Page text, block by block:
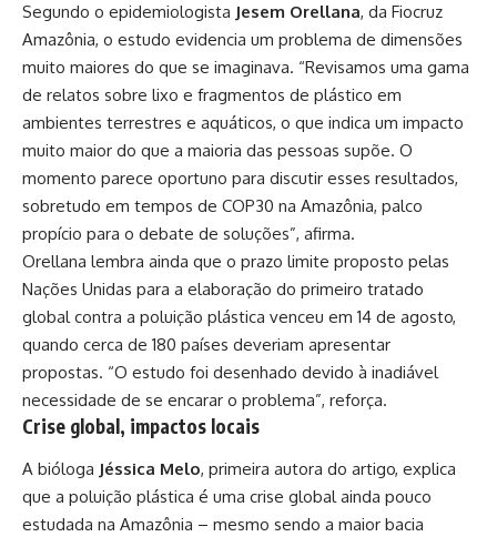
Segundo o epidemiologista Jesem Orellana, da Fiocruz
Amazônia, o estudo evidencia um problema de dimensões
muito maiores do que se imaginava. “Revisamos uma gama
de relatos sobre lixo e fragmentos de plástico em
ambientes terrestres e aquáticos, o que indica um impacto
muito maior do que a maioria das pessoas supõe. O
momento parece oportuno para discutir esses resultados,
sobretudo em tempos de COP30 na Amazônia, palco
propício para o debate de soluções”, afirma.
Orellana lembra ainda que o prazo limite proposto pelas
Nações Unidas para a elaboração do primeiro tratado
global contra a poluição plástica venceu em 14 de agosto,
quando cerca de 180 países deveriam apresentar
propostas. “O estudo foi desenhado devido à inadiável
necessidade de se encarar o problema”, reforça.
Crise global, impactos locais
A bióloga Jéssica Melo, primeira autora do artigo, explica
que a poluição plástica é uma crise global ainda pouco
estudada na Amazônia – mesmo sendo a maior bacia